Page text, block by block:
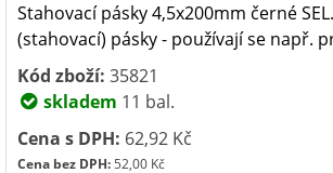
Stahovací pásky 4,5x200mm černé
(stahovací) pásky - používají se např.
Kód zboží: 35821
skladem 11 bal.
Cena s DPH: 62,92 Kč
Cena bez DPH:52,00 Kč